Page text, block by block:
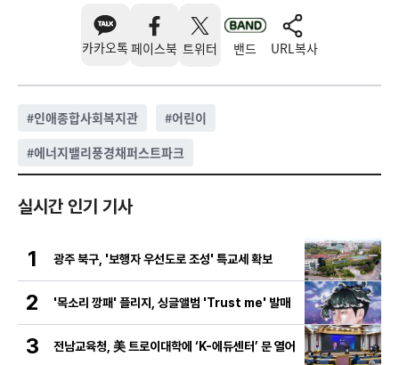
카카오톡 페이스북 트위터 밴드 URL복사
#인애종합사회복지관 #어린이
#에너지밸리풍경채퍼스트파크
실시간 인기 기사
1 광주 북구, '보행자 우선도로 조성' 특교세 확보
2 '목소리 깡패' 플리지, 싱글앨범 'Trust me' 발매
3 전남교육청, 美 트로이대학에 ‘K-에듀센터’ 문 열어